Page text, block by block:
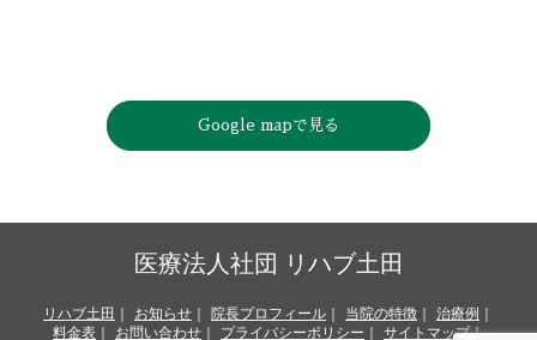
Google mapで見る
医療法人社団 リハブ土田
リハブ土田 お知らせ 院長プロフィール 当院の特徴
治療例
料金表
お問い合わせ プライバシーポリシー サイトマップ